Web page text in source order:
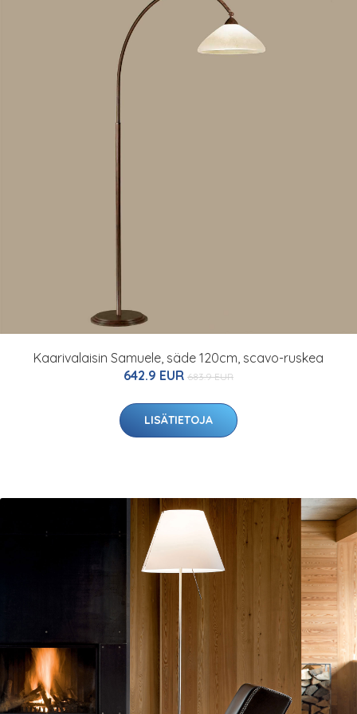
Kaarivalaisin Samuele, säde 120cm, scavo-ruskea
642.9 EUR 683.9 EUR
LISÄTIETOJA